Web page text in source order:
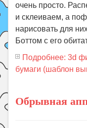
очень просто.
и склеиваем, а
нарисовать для
Боттом с его
Подробнее: 3d
бумаги (шаблон
Обрывная